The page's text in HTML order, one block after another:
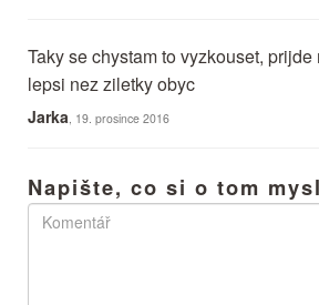
Taky se chystam to vyzkouset,
lepsi nez ziletky obyc
Jarka , 19. prosince 2016
Napište, co si o tom